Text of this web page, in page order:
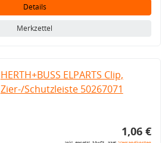
Details
Merkzettel
HERTH+BUSS ELPARTS Clip,
Zier-/Schutzleiste 50267071
1,06 €